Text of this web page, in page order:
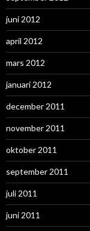
juni 2012
april 2012
mars 2012
januari 2012
december 2011
november 2011
oktober 2011
september 2011
juli 2011
juni 2011